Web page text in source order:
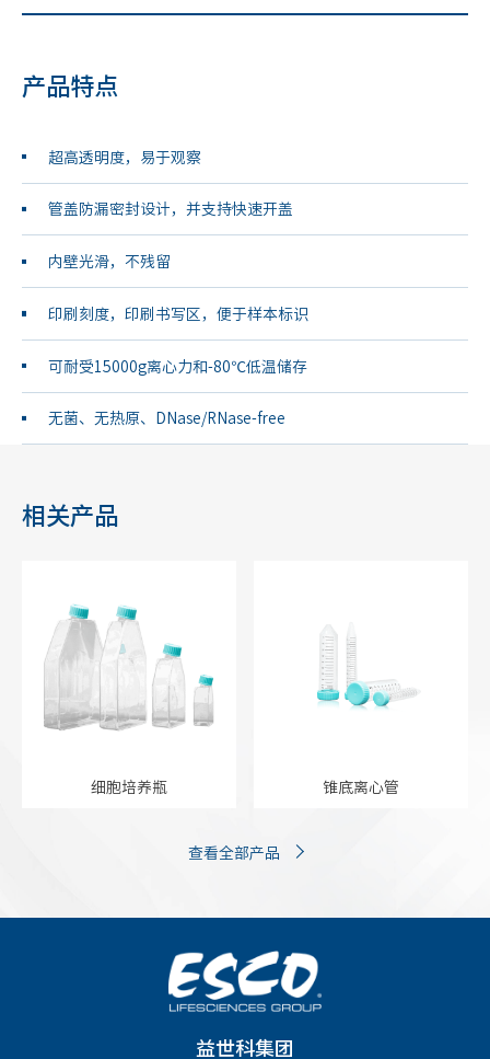
产品特点
超高透明度，易于观察
管盖防漏密封设计，并支持快速开盖
内壁光滑，不残留
印刷刻度，印刷书写区，便于样本标识
可耐受15000g离心力和-80℃低温储存
无菌、无热原、DNase/RNase-free
相关产品
细胞培养瓶 锥底离心管
查看全部产品
益世科集团